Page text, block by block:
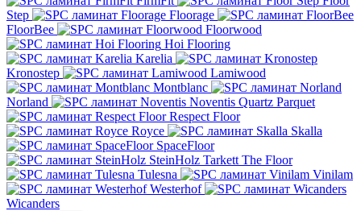
Step
Floorage
FloorBee
Floorwood
Hoi Flooring
Karelia
Kronostep
Lamiwood
Montblanc
Norland
Noventis Quartz Parquet
Respect Floor
Royce
Skalla
SpaceFloor
SteinHolz Tarkett The Floor
Tulesna
Vinilam
Westerhof
Wicanders